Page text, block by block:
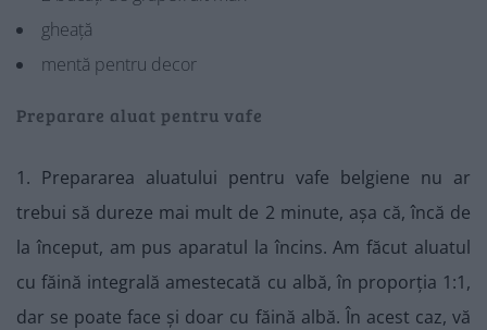
gheață
mentă pentru decor
Preparare aluat pentru vafe
1. Prepararea aluatului pentru vafe belgiene nu ar
trebui să dureze mai mult de 2 minute, așa că, încă de
la început, am pus aparatul la încins. Am făcut aluatul
cu făină integrală amestecată cu albă, în proporția 1:1,
dar se poate face și doar cu făină albă. În acest caz, vă